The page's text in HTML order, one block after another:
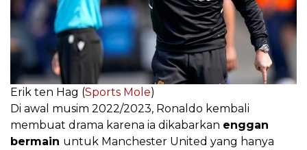
Erik ten Hag (Sports Mole)
Di awal musim 2022/2023, Ronaldo kembali
membuat drama karena ia dikabarkan enggan
bermain untuk Manchester United yang hanya